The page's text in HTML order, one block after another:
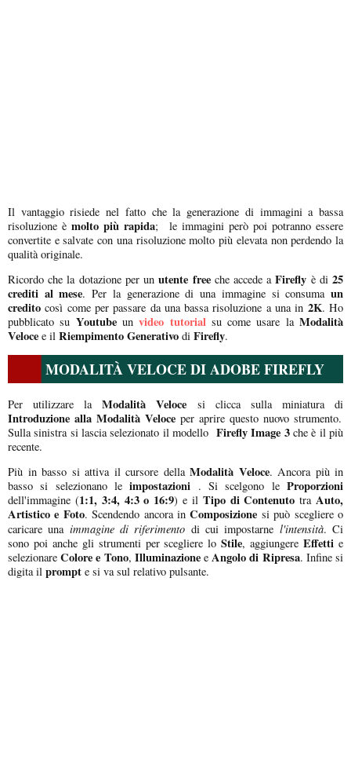
Il vantaggio risiede nel fatto che la generazione di immagini a bassa
risoluzione èmolto più rapida; le immagini però poi potranno essere
convertite e salvate con una risoluzione molto più elevata non perdendo la
qualità originale.
Ricordo che la dotazione per unutente freeche accede aFirefly è di25
crediti al mese. Per la generazione di una immagine si consumaun
credito così come per passare da una bassa risoluzione a una in 2K. Ho
pubblicato su Youtubeunvideo tutorialsu come usare laModalità
Veloce e il Riempimento Generativo di Firefly.
MODALITÀ VELOCE DI ADOBE FIREFLY
Per utilizzare laModalità Veloce si clicca sulla miniatura di
Introduzione alla Modalità Veloce per aprire questo nuovo strumento.
Sulla sinistra si lascia selezionato il modello Firefly Image 3che è il più
recente.
Più in basso si attiva il cursore della Modalità Veloce. Ancora più in
basso si selezionano le impostazioni . Si scelgono leProporzioni
dell'immagine (1:1, 3:4, 4:3 o 16:9) e il Tipo di Contenuto traAuto,
Artistico e Foto. Scendendo ancora inComposizione si può scegliere o
caricare unaimmagine di riferimento di cui impostarne l'intensità. Ci
sono poi anche gli strumenti per scegliere lo Stile, aggiungereEffettie
selezionareColore e Tono, IlluminazioneeAngolo di Ripresa. Infine si
digita il prompt e si va sul relativo pulsante.